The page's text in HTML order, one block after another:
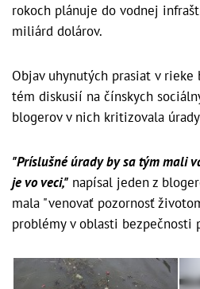
rokoch plánuje do vodnej
miliárd dolárov.
Objav uhynutých prasiat v
tém diskusií na čínskych
blogerov v nich kritizovala
"Príslušné úrady by sa tým mali
je vo veci," napísal jeden z
mala "venovať pozornosť
problémy v oblasti bezpečnosti